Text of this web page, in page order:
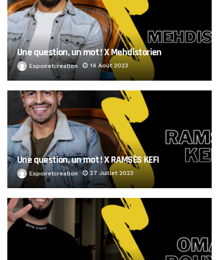
Une question, un mot ! X Mehdistorien
Espoiretcreation 14 Août 2023
Une question, un mot ! X RAMSÈS KEFI
Espoiretcreation 27 Juillet 2023